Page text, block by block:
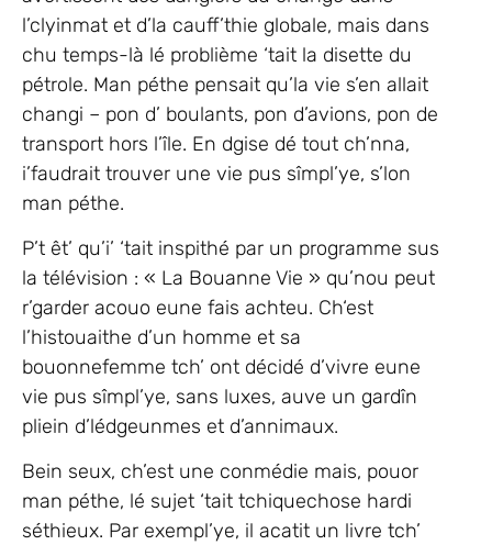
l’clyinmat et d’la cauff’thie globale, mais dans
chu temps-là lé problième ‘tait la disette du
pétrole. Man péthe pensait qu’la vie s’en allait
changi ­– pon d’ boulants, pon d’avions, pon de
transport hors l’île. En dgise dé tout ch’nna,
i’faudrait trouver une vie pus sîmpl’ye, s’lon
man péthe.
P’t êt’ qu’i’ ‘tait inspithé par un programme sus
la télévision : « La Bouanne Vie » qu’nou peut
r’garder acouo eune fais achteu. Ch‘est
l’histouaithe d’un homme et sa
bouonnefemme tch’ ont décidé d’vivre eune
vie pus sîmpl’ye, sans luxes, auve un gardîn
pliein d’lédgeunmes et d’annimaux.
Bein seux, ch’est une conmédie mais, pouor
man péthe, lé sujet ‘tait tchiquechose hardi
séthieux. Par exempl’ye, il acatit un livre tch’